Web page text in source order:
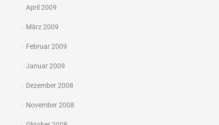
April 2009
März 2009
Februar 2009
Januar 2009
Dezember 2008
November 2008